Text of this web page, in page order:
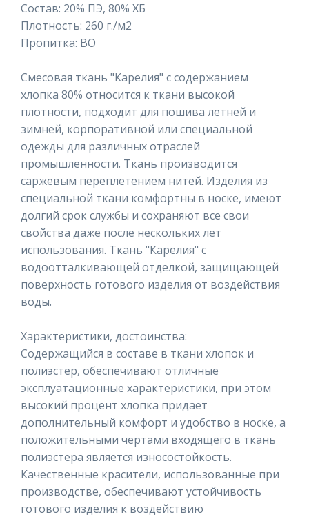
Состав: 20% ПЭ, 80% ХБ
Плотность: 260 г./м2
Пропитка: ВО
Смесовая ткань "Карелия" с содержанием
хлопка 80% относится к ткани высокой
плотности, подходит для пошива летней и
зимней, корпоративной или специальной
одежды для различных отраслей
промышленности. Ткань производится
саржевым переплетением нитей. Изделия из
специальной ткани комфортны в носке, имеют
долгий срок службы и сохраняют все свои
свойства даже после нескольких лет
использования. Ткань "Карелия" с
водоотталкивающей отделкой, защищающей
поверхность готового изделия от воздействия
воды.
Характеристики, достоинства:
Содержащийся в составе в ткани хлопок и
полиэстер, обеспечивают отличные
эксплуатационные характеристики, при этом
высокий процент хлопка придает
дополнительный комфорт и удобство в носке, а
положительными чертами входящего в ткань
полиэстера является износостойкость.
Качественные красители, использованные при
производстве, обеспечивают устойчивость
готового изделия к воздействию